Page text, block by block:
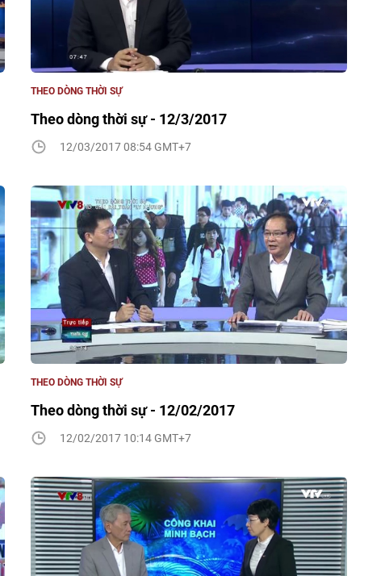
Theo dòng thời sự - 12/3/2017
THEO DÒNG THỜI SỰ
12/03/2017 08:54 GMT+7
Theo dòng thời sự - 12/02/2017
THEO DÒNG THỜI SỰ
12/02/2017 10:14 GMT+7